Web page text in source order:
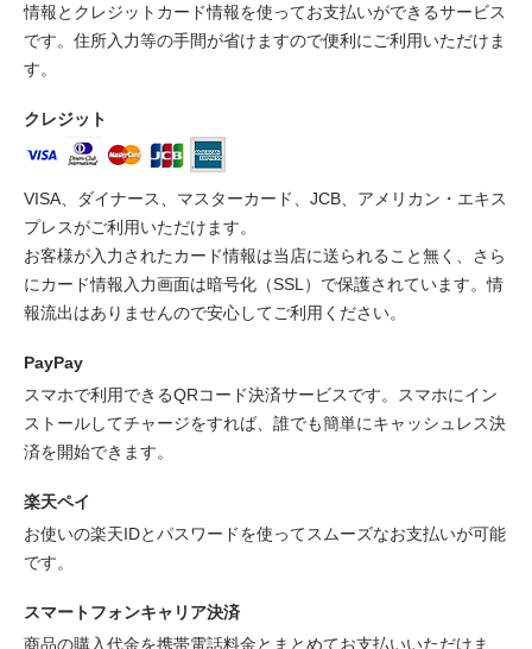
情報とクレジットカード情報を使ってお支払いができるサービス
です。住所入力等の手間が省けますので便利にご利用いただけま
す。
クレジット
VISA、ダイナース、マスターカード、JCB、アメリカン・エキス
プレスがご利用いただけます。
お客様が入力されたカード情報は当店に送られること無く、さら
にカード情報入力画面は暗号化（SSL）で保護されています。情
報流出はありませんので安心してご利用ください。
PayPay
スマホで利用できるQRコード決済サービスです。スマホにイン
ストールしてチャージをすれば、誰でも簡単にキャッシュレス決
済を開始できます。
楽天ペイ
お使いの楽天IDとパスワードを使ってスムーズなお支払いが可能
です。
スマートフォンキャリア決済
商品の購入代金を携帯電話料金とまとめてお支払いいただけま